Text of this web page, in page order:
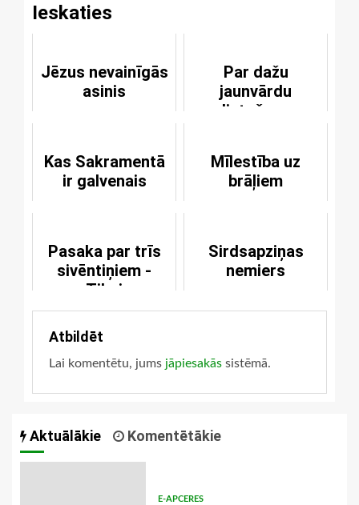
Ieskaties
Jēzus nevainīgās
asinis
Par dažu
jaunvārdu
lietošanu
Kas Sakramentā
ir galvenais
Mīlestība uz
brāļiem
Pasaka par trīs
sivēntiņiem -
Tikai
pieaugušiem
Sirdsapziņas
nemiers
Atbildēt
Lai komentētu, jums jāpiesakās sistēmā.
Aktuālākie Komentētākie
E-APCERES